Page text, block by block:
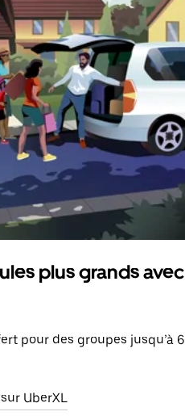
plus grands avec
pour des groupes jusqu’à 6
UberXL